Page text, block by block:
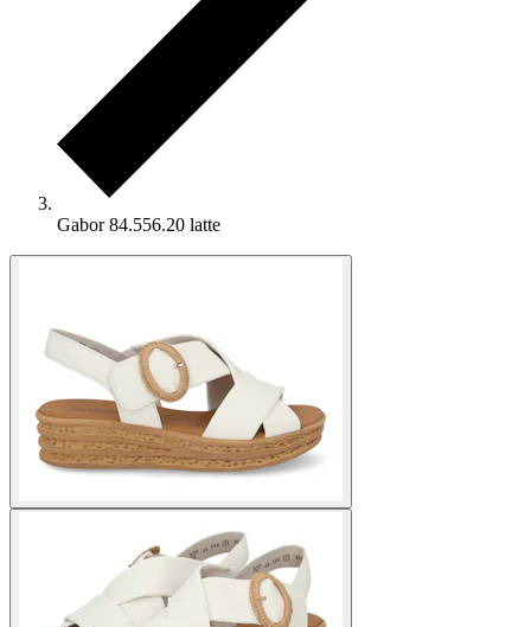
Gabor 84.556.20 latte